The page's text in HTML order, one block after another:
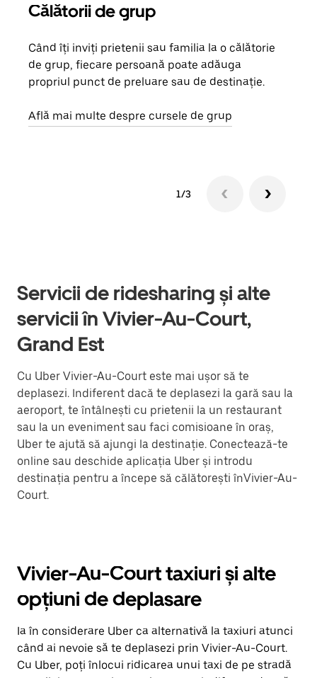
Călătorii de grup
Când îți inviți prietenii sau familia la o călătorie
de grup, fiecare persoană poate adăuga
propriul punct de preluare sau de destinație.
Află mai multe despre cursele de grup
1/3
Servicii de ridesharing și alte
servicii în Vivier-Au-Court,
Grand Est
Cu Uber Vivier-Au-Court este mai ușor să te
deplasezi. Indiferent dacă te deplasezi la gară sau la
aeroport, te întâlnești cu prietenii la un restaurant
sau la un eveniment sau faci comisioane în oraș,
Uber te ajută să ajungi la destinație. Conectează-te
online sau deschide aplicația Uber și introdu
destinația pentru a începe să călătorești înVivier-Au-
Court.
Vivier-Au-Court taxiuri și alte
opțiuni de deplasare
Ia în considerare Uber ca alternativă la taxiuri atunci
când ai nevoie să te deplasezi prin Vivier-Au-Court.
Cu Uber, poți înlocui ridicarea unui taxi de pe stradă